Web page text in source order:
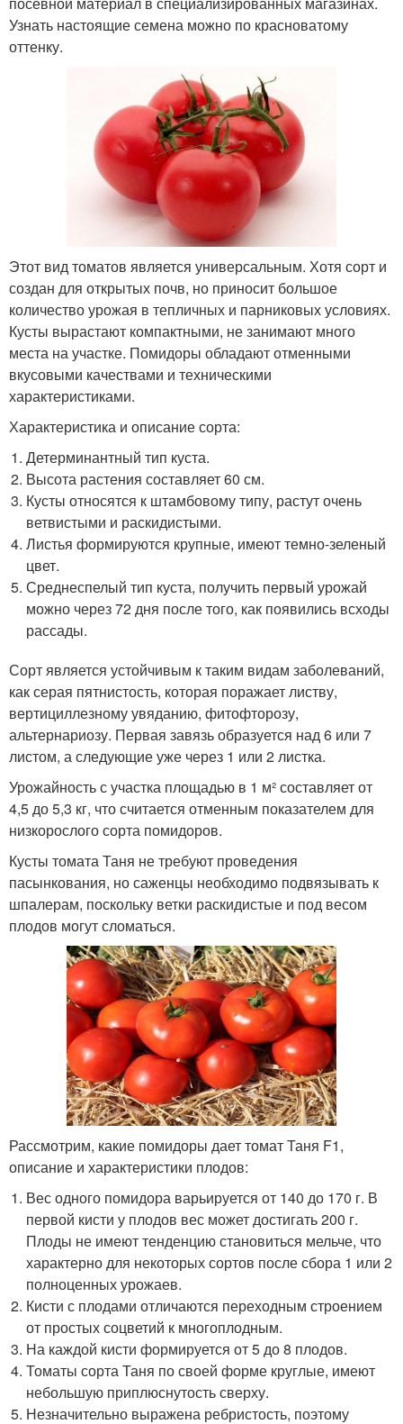
Узнать настоящие семена можно по красноватому
оттенку.
Этот вид томатов является универсальным. Хотя сорт и
создан для открытых почв, но приносит большое
количество урожая в тепличных и парниковых условиях.
Кусты вырастают компактными, не занимают много
места на участке. Помидоры обладают отменными
вкусовыми качествами и техническими
характеристиками.
Характеристика и описание сорта:
Детерминантный тип куста.
Высота растения составляет 60 см.
Кусты относятся к штамбовому типу, растут очень
ветвистыми и раскидистыми.
Листья формируются крупные, имеют темно-зеленый
цвет.
Среднеспелый тип куста, получить первый урожай
можно через 72 дня после того, как появились всходы
рассады.
Сорт является устойчивым к таким видам заболеваний,
как серая пятнистость, которая поражает листву,
вертициллезному увяданию, фитофторозу,
альтернариозу. Первая завязь образуется над 6 или 7
листом, а следующие уже через 1 или 2 листка.
Урожайность с участка площадью в 1 м² составляет от
4,5 до 5,3 кг, что считается отменным показателем для
низкорослого сорта помидоров.
Кусты томата Таня не требуют проведения
пасынкования, но саженцы необходимо подвязывать к
шпалерам, поскольку ветки раскидистые и под весом
плодов могут сломаться.
Рассмотрим, какие помидоры дает томат Таня F1,
описание и характеристики плодов:
Вес одного помидора варьируется от 140 до 170 г. В
первой кисти у плодов вес может достигать 200 г.
Плоды не имеют тенденцию становиться мельче, что
характерно для некоторых сортов после сбора 1 или 2
полноценных урожаев.
Кисти с плодами отличаются переходным строением
от простых соцветий к многоплодным.
На каждой кисти формируется от 5 до 8 плодов.
Томаты сорта Таня по своей форме круглые, имеют
небольшую приплюснутость сверху.
Незначительно выражена ребристость, поэтому